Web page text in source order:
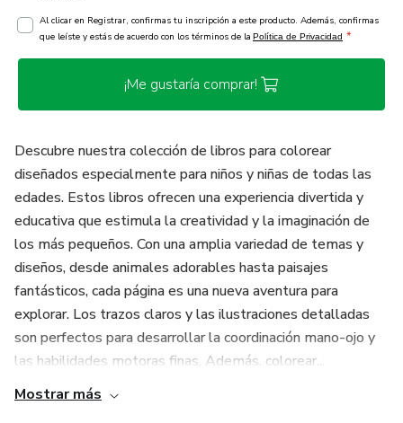
Al clicar en Registrar, confirmas tu inscripción a este producto. Además, confirmas
que leíste y estás de acuerdo con los términos de la Política de Privacidad *
¡Me gustaría comprar!
Descubre nuestra colección de libros para colorear
diseñados especialmente para niños y niñas de todas las
edades. Estos libros ofrecen una experiencia divertida y
educativa que estimula la creatividad y la imaginación de
los más pequeños. Con una amplia variedad de temas y
diseños, desde animales adorables hasta paisajes
fantásticos, cada página es una nueva aventura para
explorar. Los trazos claros y las ilustraciones detalladas
son perfectos para desarrollar la coordinación mano-ojo y
las habilidades motoras finas. Además, colorear...
Mostrar más